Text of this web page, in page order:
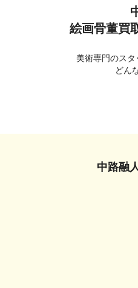
絵画骨董買
美術専門のスタ
どん
中路融